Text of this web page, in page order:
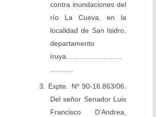
contra inundaciones del
río La Cueva, en la
localidad de San Isidro,
departamento
Iruya……………………
……….
3. Expte. Nº 90-16.863/06.
Del señor Senador Luis
Francisco D’Andrea,